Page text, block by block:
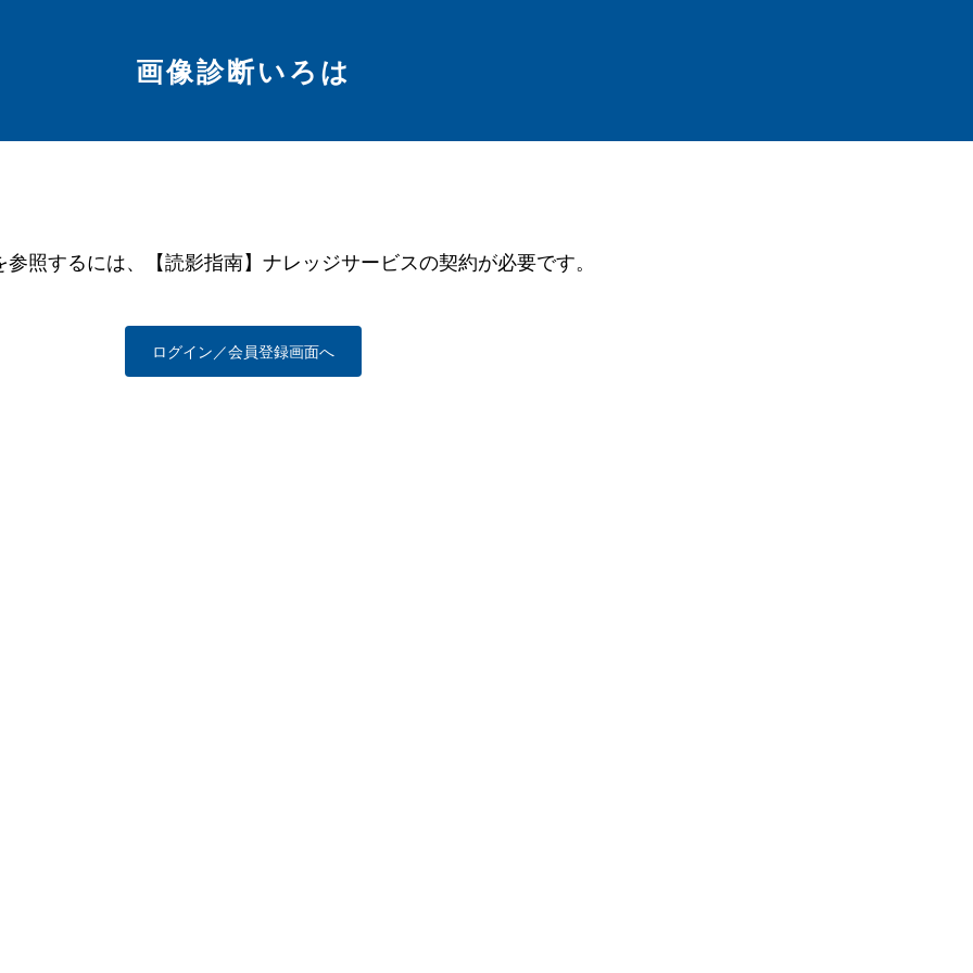
画像診断いろは
参照するには、【読影指南】ナレッジサービスの契約が必要です。
ログイン／会員登録画面へ